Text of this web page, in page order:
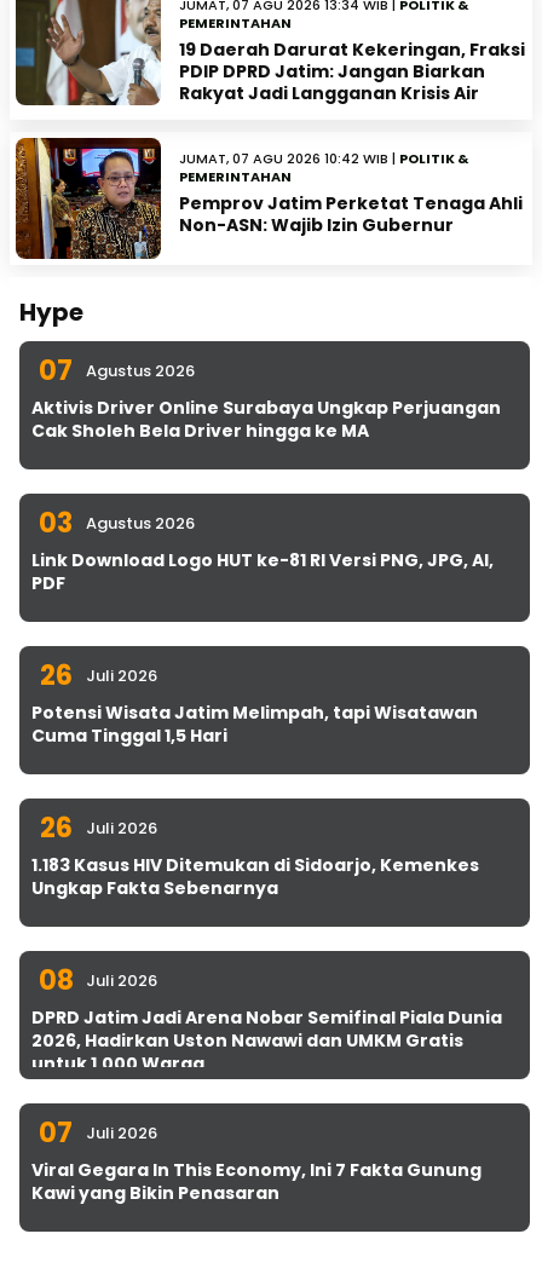
JUMAT, 07 AGU 2026 13:34 WIB | POLITIK &
PEMERINTAHAN
19 Daerah Darurat Kekeringan, Fraksi
PDIP DPRD Jatim: Jangan Biarkan
Rakyat Jadi Langganan Krisis Air
JUMAT, 07 AGU 2026 10:42 WIB | POLITIK &
PEMERINTAHAN
Pemprov Jatim Perketat Tenaga Ahli
Non-ASN: Wajib Izin Gubernur
Hype
07 Agustus 2026
Aktivis Driver Online Surabaya Ungkap Perjuangan
Cak Sholeh Bela Driver hingga ke MA
03 Agustus 2026
Link Download Logo HUT ke-81 RI Versi PNG, JPG, AI,
PDF
26 Juli 2026
Potensi Wisata Jatim Melimpah, tapi Wisatawan
Cuma Tinggal 1,5 Hari
26 Juli 2026
1.183 Kasus HIV Ditemukan di Sidoarjo, Kemenkes
Ungkap Fakta Sebenarnya
08 Juli 2026
DPRD Jatim Jadi Arena Nobar Semifinal Piala Dunia
2026, Hadirkan Uston Nawawi dan UMKM Gratis
untuk 1.000 Warga
07 Juli 2026
Viral Gegara In This Economy, Ini 7 Fakta Gunung
Kawi yang Bikin Penasaran